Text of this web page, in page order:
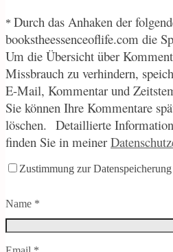
* Durch das Anhaken der
bookstheessenceoflife.com die
Um die Übersicht über
Missbrauch zu verhindern,
E-Mail, Kommentar und
Sie können Ihre Kommentare
löschen. Detaillierte
finden Sie in meiner
Zustimmung zur
Name *